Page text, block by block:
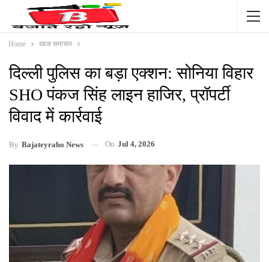
Home खास समाचार
दिल्ली पुलिस का बड़ा एक्शन: सोनिया विहार
SHO पंकज सिंह लाइन हाजिर, प्रॉपर्टी
विवाद में कार्रवाई
By Bajateyraho News On Jul 4, 2026